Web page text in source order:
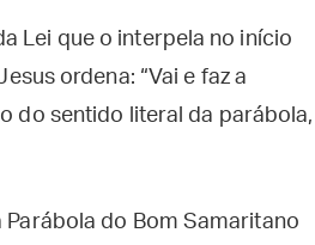
Lei que o interpela no início
ordena: “Vai e faz a
do sentido literal da parábola,
do Bom Samaritano